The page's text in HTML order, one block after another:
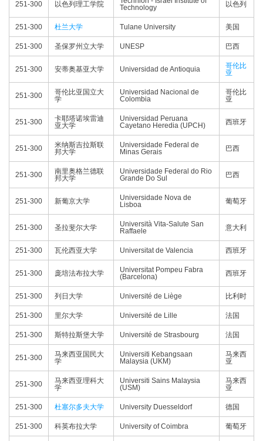
251-300 以色列理工学院
Technology
以色列
251-300 杜兰大学 Tulane University 美国
251-300 圣保罗州立大学 UNESP 巴西
251-300 安蒂奥基亚大学 Universidad de Antioquia
哥伦比
亚
251-300
哥伦比亚国立大
学
Universidad Nacional de
Colombia
哥伦比
亚
251-300
卡耶塔诺埃雷迪
亚大学
Universidad Peruana
Cayetano Heredia (UPCH)
西班牙
251-300
米纳斯吉拉斯联
邦大学
Universidade Federal de
Minas Gerais
巴西
251-300
南里奥格兰德联
邦大学
Universidade Federal do Rio
Grande Do Sul
巴西
251-300 新葡京大学
Universidade Nova de
Lisboa
葡萄牙
251-300 圣拉斐尔大学
Università Vita-Salute San
Raffaele
意大利
251-300 瓦伦西亚大学 Universitat de Valencia 西班牙
251-300 庞培法布拉大学
Universitat Pompeu Fabra
(Barcelona)
西班牙
251-300 列日大学 Université de Liège 比利时
251-300 里尔大学 Université de Lille 法国
251-300 斯特拉斯堡大学 Université de Strasbourg 法国
251-300
马来西亚国民大
学
Universiti Kebangsaan
Malaysia (UKM)
马来西
亚
251-300
马来西亚理科大
学
Universiti Sains Malaysia
(USM)
马来西
亚
251-300 杜塞尔多夫大学 University Duesseldorf 德国
251-300 科英布拉大学 University of Coimbra 葡萄牙